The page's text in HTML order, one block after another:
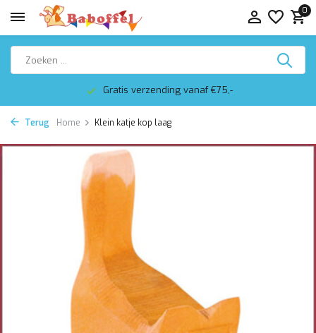
0
Gratis verzending vanaf €75,-
Terug Home Klein katje kop laag